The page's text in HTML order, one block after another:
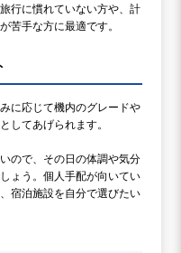
行に慣れていない方や、計
苦手な方に最適です。
に応じて機内のグレードや
してあげられます。
ので、その日の体調や気分
ょう。個人手配が向いてい
宿泊施設を自分で選びたい